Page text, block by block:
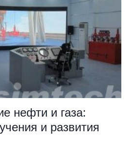
нефти и газа:
и развития